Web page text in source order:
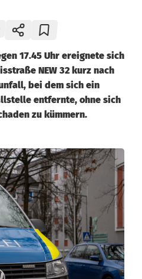
17.45 Uhr ereignete sich
NEW 32 kurz nach
bei dem sich ein
entfernte, ohne sich
zu kümmern.